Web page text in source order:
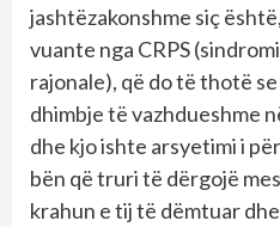
jashtëzakonshme siç
vuante nga CRPS
rajonale), që do të thotë
dhimbje të vazhdueshme
dhe kjo ishte arsyetimi i
bën që truri të dërgojë
krahun e tij të dëmtuar